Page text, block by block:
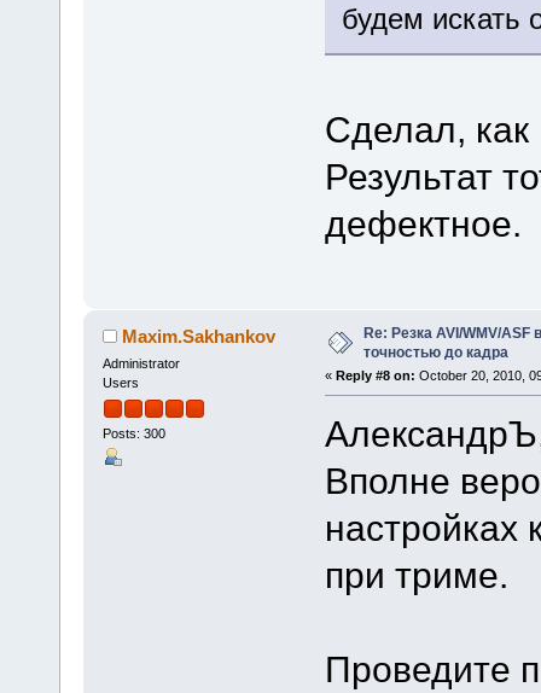
будем искать
Сделал, как
Результат
дефектное.
Maxim.Sakhankov
Administrator
Users
Posts: 300
Re: Резка AVI/WMV/
точностью до кадра
« Reply #8 on: October 20, 2010,
Вполне
настройках
при триме.
Проведите